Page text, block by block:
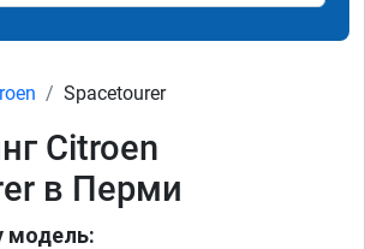
Spacetourer
Citroen
в Перми
модель: